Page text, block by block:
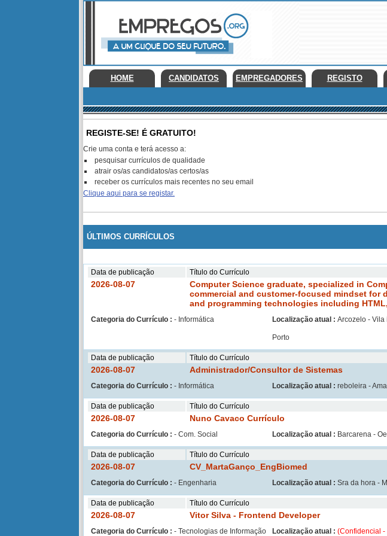
HOME CANDIDATOS EMPREGADORES REGISTO
REGISTE-SE! É GRATUITO!
Crie uma conta e terá acesso a:
pesquisar currículos de qualidade
atrair os/as candidatos/as certos/as
receber os currículos mais recentes no seu email
Clique aqui para se registar.
ÚLTIMOS CURRÍCULOS
Data de publicação Título do Currículo
2026-08-07
Computer Science graduate, specialized in
commercial and customer-focused mindset
and programming technologies including
Categoria do Currículo : - Informática Localização atual : Arcozelo - Vila
Porto
Data de publicação Título do Currículo
2026-08-07 Administrador/Consultor de Sistemas
Categoria do Currículo : - Informática Localização atual : reboleira -
Data de publicação Título do Currículo
2026-08-07 Nuno Cavaco Currículo
Categoria do Currículo : - Com. Social Localização atual : Barcarena -
Data de publicação Título do Currículo
2026-08-07 CV_MartaGanço_EngBiomed
Categoria do Currículo : - Engenharia Localização atual : Sra da hora -
Data de publicação Título do Currículo
2026-08-07 Vitor Silva - Frontend Developer
Categoria do Currículo : - Tecnologias de Informação Localização atual : (Confidencial -